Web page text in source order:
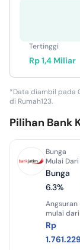
Tertinggi
Rp 1,4 Miliar
*Data diambil pada
di Rumah123.
Pilihan Bank
Bunga
Mulai Dari
Bunga
6.3%
Angsuran
mulai dari
Rp